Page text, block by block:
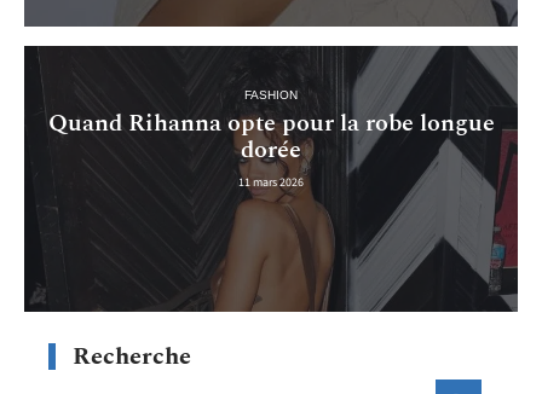
FASHION
Quand Rihanna opte pour la robe longue
dorée
11 mars 2026
Recherche